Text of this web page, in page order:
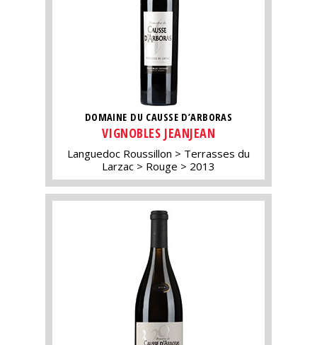
DOMAINE DU CAUSSE D’ARBORAS
VIGNOBLES JEANJEAN
Languedoc Roussillon
Terrasses du
Larzac
Rouge 2013